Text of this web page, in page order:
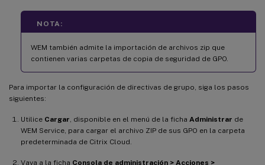
NOTA:
WEM también admite la importación de archivos zip que
contienen varias carpetas de copia de seguridad de GPO.
Para importar la configuración de directivas de grupo, siga los pasos
siguientes:
Utilice Cargar , disponible en el menú de la ficha Administrar de
WEM Service, para cargar el archivo ZIP de sus GPO en la carpeta
predeterminada de Citrix Cloud.
Vaya a la ficha Consola de administración > Acciones >